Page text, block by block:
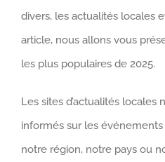
divers, les actualités locales
article, nous allons vous
les plus populaires de 2025.
Les sites d’actualités
informés sur les
notre région, notre pays ou